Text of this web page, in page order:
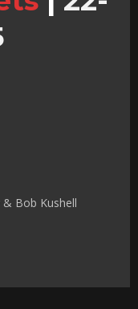
Bob Kushell